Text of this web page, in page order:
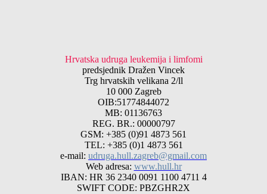
Hrvatska udruga leukemija i limfomi
predsjednik Dražen Vincek
Trg hrvatskih velikana 2/ll
10 000 Zagreb
OIB:51774844072
MB: 01136763
REG. BR.: 00000797
GSM: +385 (0)91 4873 561
TEL: +385 (0)1 4873 561
e-mail: udruga.hull.zagreb@gmail.com
Web adresa: www.hull.hr
IBAN: HR 36 2340 0091 1100 4711 4
SWIFT CODE: PBZGHR2X